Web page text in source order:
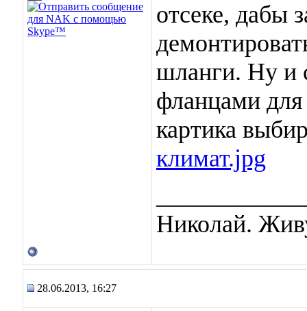
отсеке, дабы
шланги. Ну и
фланцами для
картика
климат.jpg
Николай.
28.06.2013, 16:27